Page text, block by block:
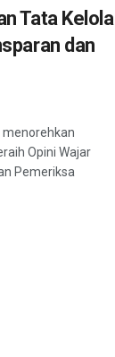
Tata Kelola
dan
menorehkan
Opini Wajar
Pemeriksa